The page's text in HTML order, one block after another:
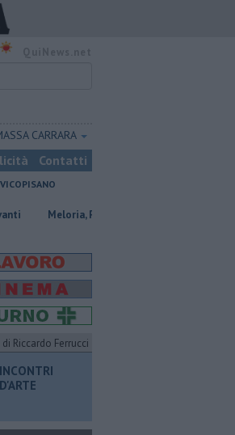
CARRARA
Contatti
VICOPISANO
Pisa rinnova l'amicizia con Genova
di Riccardo Ferrucci
INCONTRI
D'ARTE